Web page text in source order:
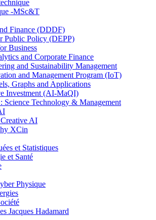
-MSc&T
Finance (DDDF)
Public Policy (DEPP)
Business
and Corporate Finance
and Sustainability Management
and Management Program (IoT)
Graphs and Applications
Investment (AI-MaQI)
Technology & Management
AI
XCin
et Statistiques
et Santé
Physique
Jacques Hadamard